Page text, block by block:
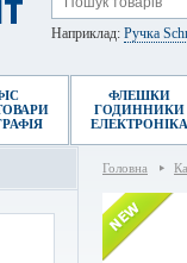
Наприклад: Ручка
ФЛЕШКИ
ГОДИННИКИ
ЕЛЕКТРОНІКА
Головна